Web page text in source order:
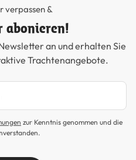
verpassen &
abonieren!
an und erhalten Sie
Trachtenangebote.
zur Kenntnis genommen und die